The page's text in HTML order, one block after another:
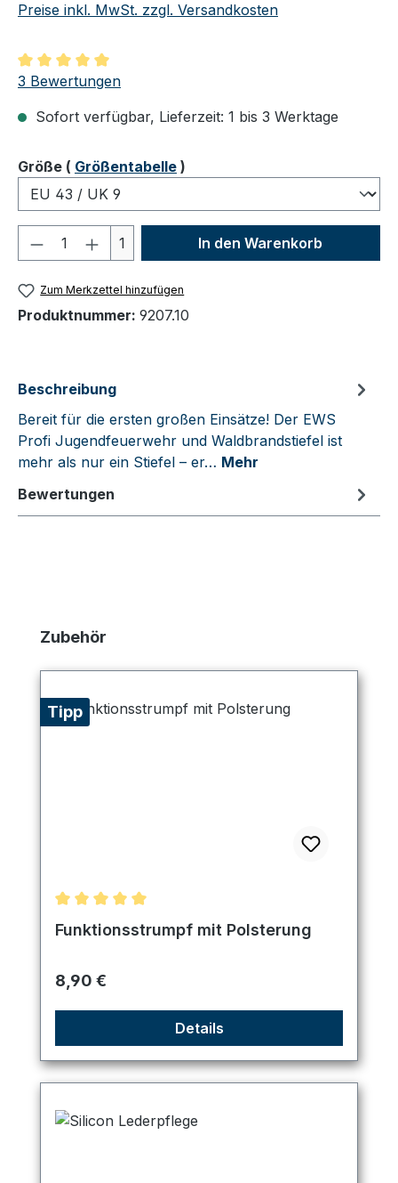
Preise inkl. MwSt. zzgl. Versandkosten
Durchschnittliche Bewertung von 5 von 5 Sternen
3 Bewertungen
Sofort verfügbar, Lieferzeit: 1 bis 3 Werktage
Größeauswählen
( Größentabelle )
Produkt Anzahl: Gib den
1 In den Warenkorb
Zum Merkzettel hinzufügen
Produktnummer: 9207.10
Beschreibung
Bereit für die ersten großen Einsätze! Der EWS
Profi Jugendfeuerwehr und Waldbrandstiefel ist
mehr als nur ein Stiefel – er… Mehr
Bewertungen
Produktgalerie überspringen
Zubehör
Tipp
Durchschnittliche Bewertung von 5 von 5 Sternen
Funktionsstrumpf mit Polsterung
Regulärer Preis:
8,90 €
Details